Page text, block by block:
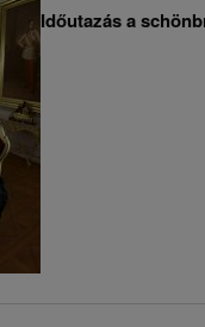
Időutazás a